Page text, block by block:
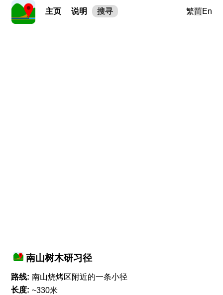
主页 说明 搜寻 繁简En
南山树木研习径
路线: 南山烧烤区附近的一条小径
长度: ~330米